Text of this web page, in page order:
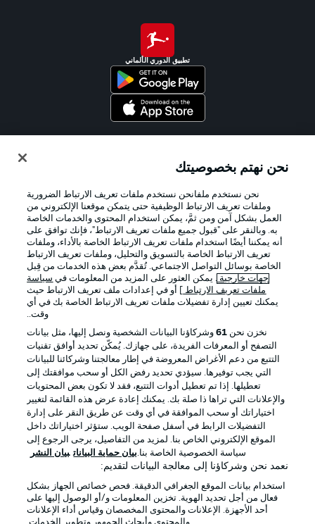
تطبيق الدوري الألماني
الإعلانات الإخطارات القانونية
شروط الاستخدام الوظائف
جهة النشر تواصل معنا
اللاعبون
نحن نهتم بخصوصيتك
نحن نستخدم ملفانحن نستخدم ملفات تعريف الارتباط الضرورية
وملفات تعريف الارتباط الوظيفية حتى يتمكن موقعنا الإلكتروني من
العمل بشكل آمن ومن ثمَّ، يمكن استخدام المحتوى والخدمات الخاصة
به. وبالنقر على "قبول جميع ملفات تعريف الارتباط"، فإنك توافق على
أنه يمكننا أيضًا استخدام ملفات تعريف الارتباط الخاصة بالأداء، وملفات
تعريف الارتباط الخاصة بالتسويق والتحليل، وملفات تعريف الارتباط
الخاصة بوسائل التواصل الاجتماعي. تُقدَّم بعض هذه الخدمات من قِبل
جهات خارجية . يمكن العثور على المزيد من المعلومات في سياسة
ملفات تعريف الارتباط
] أو في إعدادات ملف تعريف الارتباط حيث
يمكنك تعيين إدارة تفضيلات ملفات تعريف الارتباط الخاصة بك في أي
وقت..
نخزن نحن 61وشركاؤنا البيانات الشخصية ونصل إليها، مثل بيانات
التصفح أو المعرفات الفريدة، على جهازك. يُمكّن تحديد أوافق تقنيات
التتبع من دعم الأغراض المعروضة في إطار معالجتنا وشركائنا للبيانات
التي يجب توفيرها. سيؤدي تحديد رفض الكل أو سحب موافقتك إلى
تعطيلها. إذا تم تعطيل أدوات التتبع، فقد لا تكون بعض المحتويات
والإعلانات التي تراها ذا صلة بك. يمكنك إعادة عرض هذه القائمة لتغيير
اختياراتك أو سحب الموافقة في أي وقت عن طريق النقر على إدارة
التفضيلات الرابط في أسفل صفحة الويب. ستؤثر اختياراتك داخل
الموقع الإلكتروني الخاص بنا. لمزيد من التفاصيل، يرجى الرجوع إلى
سياسة الخصوصية الخاصة بنا.بيان حماية البيانات بيان النشر
نعمد نحن وشركاؤنا إلى معالجة البيانات لتقديم:
استخدام بيانات الموقع الجغرافي الدقيقة. فحص خصائص الجهاز بشكل
فعال من أجل تحديد الهوية. تخزين المعلومات و/أو الوصول إليها على
أحد الأجهزة. الإعلانات والمحتوى المخصصان وقياس أداء الإعلانات